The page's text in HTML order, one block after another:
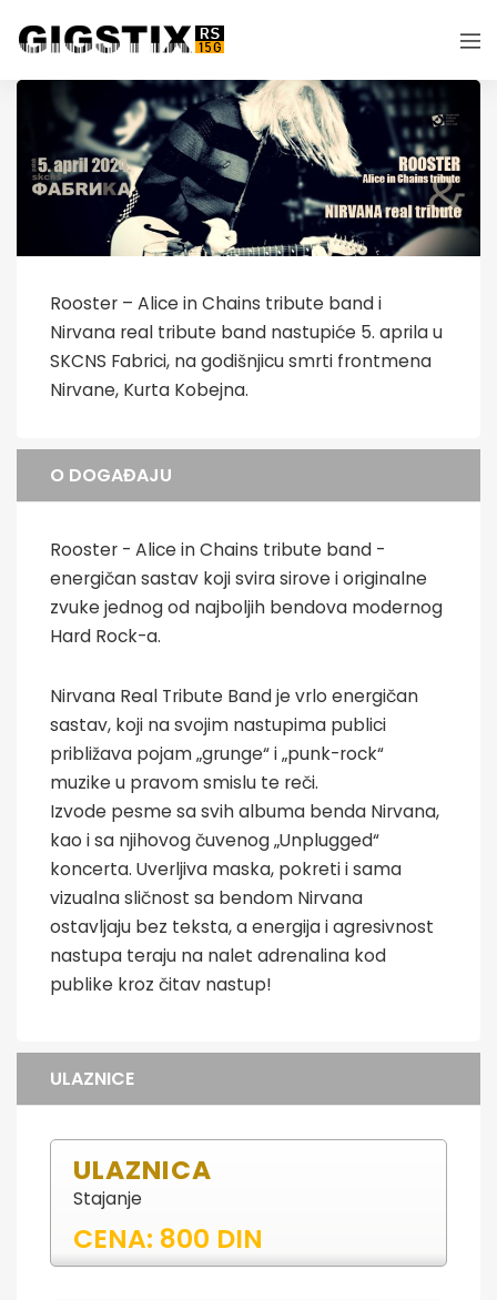
Rooster – Alice in Chains tribute band i
Nirvana real tribute band nastupiće 5. aprila u
SKCNS Fabrici, na godišnjicu smrti frontmena
Nirvane, Kurta Kobejna.
O DOGAĐAJU
Rooster - Alice in Chains tribute band -
energičan sastav koji svira sirove i originalne
zvuke jednog od najboljih bendova modernog
Hard Rock-a.
Nirvana Real Tribute Band je vrlo energičan
sastav, koji na svojim nastupima publici
približava pojam „grunge“ i „punk-rock“
muzike u pravom smislu te reči.
Izvode pesme sa svih albuma benda Nirvana,
kao i sa njihovog čuvenog „Unplugged“
koncerta. Uverljiva maska, pokreti i sama
vizualna sličnost sa bendom Nirvana
ostavljaju bez teksta, a energija i agresivnost
nastupa teraju na nalet adrenalina kod
publike kroz čitav nastup!
ULAZNICE
ULAZNICA
Stajanje
CENA: 800 DIN